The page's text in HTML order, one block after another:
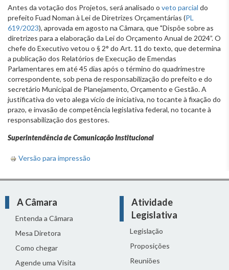
Antes da votação dos Projetos, será analisado o veto parcial do
prefeito Fuad Noman à Lei de Diretrizes Orçamentárias (PL
619/2023), aprovada em agosto na Câmara, que "Dispõe sobre as
diretrizes para a elaboração da Lei do Orçamento Anual de 2024”. O
chefe do Executivo vetou o § 2° do Art. 11 do texto, que determina
a publicação dos Relatórios de Execução de Emendas
Parlamentares em até 45 dias após o término do quadrimestre
correspondente, sob pena de responsabilização do prefeito e do
secretário Municipal de Planejamento, Orçamento e Gestão. A
justificativa do veto alega vício de iniciativa, no tocante à fixação do
prazo, e invasão de competência legislativa federal, no tocante à
responsabilização dos gestores.
Superintendência de Comunicação Institucional
Versão para impressão
A Câmara
Entenda a Câmara
Mesa Diretora
Como chegar
Agende uma Visita
Atividade
Legislativa
Legislação
Proposições
Reuniões